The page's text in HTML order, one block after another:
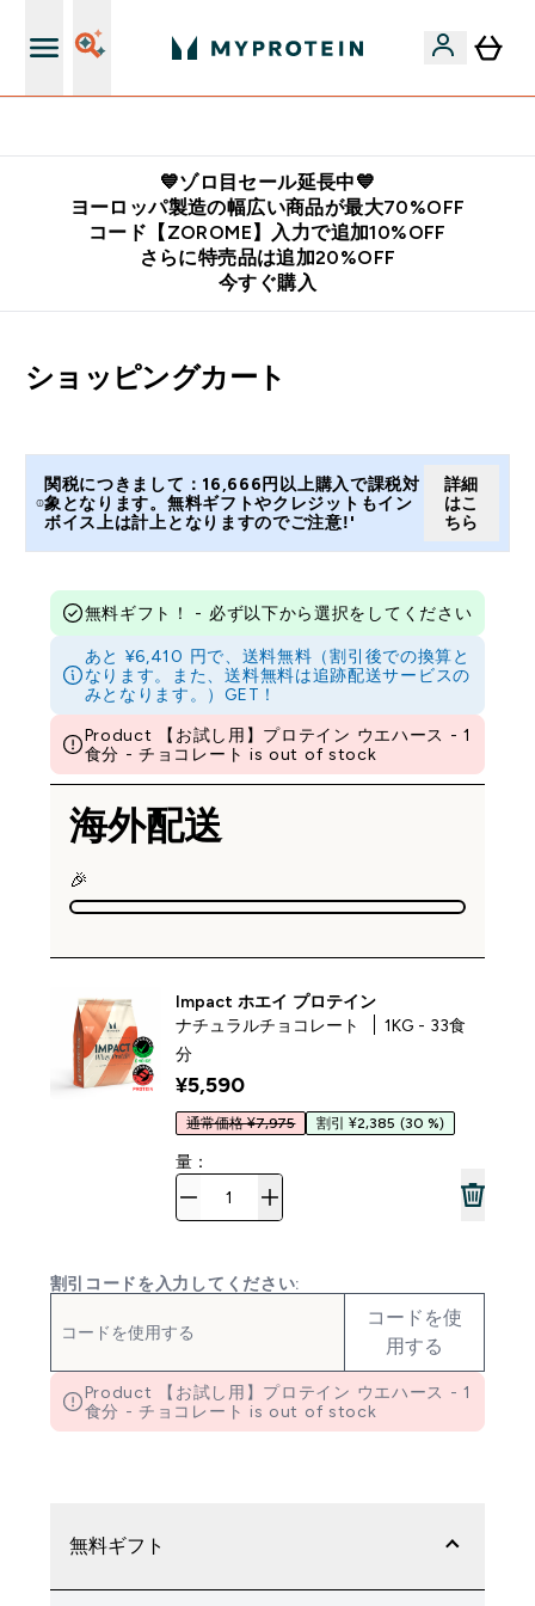
💙ゾロ目セール延長中💙
ヨーロッパ製造の幅広い商品が最大70%OFF
コード【ZOROME】入力で追加10%OFF
さらに特売品は追加20%OFF
今すぐ購入
ショッピングカート
関税につきまして：16,666円以上購入で課税対
象となります。無料ギフトやクレジットもイン
ボイス上は計上となりますのでご注意!'
詳細
はこ
ちら
無料ギフト！ - 必ず以下から選択をしてください
あと ¥6,410 円で、送料無料（割引後での換算と
なります。また、送料無料は追跡配送サービスの
みとなります。）GET！
Product 【お試し用】プロテイン ウエハース - 1
食分 - チョコレート is out of stock
海外配送
🎉
Impact ホエイ プロテイン
ナチュラルチョコレート
1KG - 33食
分
¥5,590‎
通常価格 ¥7,975 割引 ¥2,385 (30 %)
量：
割引コードを入力してください:
コードを使
用する
Product 【お試し用】プロテイン ウエハース - 1
食分 - チョコレート is out of stock
無料ギフト